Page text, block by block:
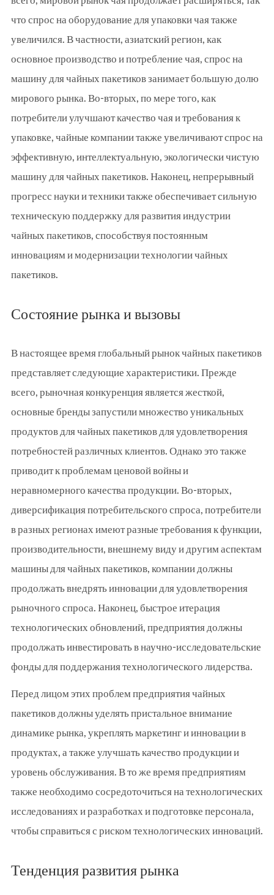
что спрос на оборудование для упаковки чая также
увеличился. В частности, азиатский регион, как
основное производство и потребление чая, спрос на
машину для чайных пакетиков занимает большую долю
мирового рынка. Во-вторых, по мере того, как
потребители улучшают качество чая и требования к
упаковке, чайные компании также увеличивают спрос на
эффективную, интеллектуальную, экологически чистую
машину для чайных пакетиков. Наконец, непрерывный
прогресс науки и техники также обеспечивает сильную
техническую поддержку для развития индустрии
чайных пакетиков, способствуя постоянным
инновациям и модернизации технологии чайных
пакетиков.
Состояние рынка и вызовы
В настоящее время глобальный рынок чайных пакетиков
представляет следующие характеристики. Прежде
всего, рыночная конкуренция является жесткой,
основные бренды запустили множество уникальных
продуктов для чайных пакетиков для удовлетворения
потребностей различных клиентов. Однако это также
приводит к проблемам ценовой войны и
неравномерного качества продукции. Во-вторых,
диверсификация потребительского спроса, потребители
в разных регионах имеют разные требования к функции,
производительности, внешнему виду и другим аспектам
машины для чайных пакетиков, компании должны
продолжать внедрять инновации для удовлетворения
рыночного спроса. Наконец, быстрое итерация
технологических обновлений, предприятия должны
продолжать инвестировать в научно-исследовательские
фонды для поддержания технологического лидерства.
Перед лицом этих проблем предприятия чайных
пакетиков должны уделять пристальное внимание
динамике рынка, укреплять маркетинг и инновации в
продуктах, а также улучшать качество продукции и
уровень обслуживания. В то же время предприятиям
также необходимо сосредоточиться на технологических
исследованиях и разработках и подготовке персонала,
чтобы справиться с риском технологических инноваций.
Тенденция развития рынка